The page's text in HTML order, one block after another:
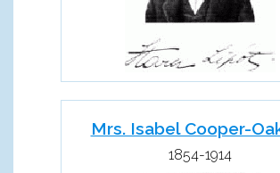
Mrs. Isabel Cooper-
1854-1914